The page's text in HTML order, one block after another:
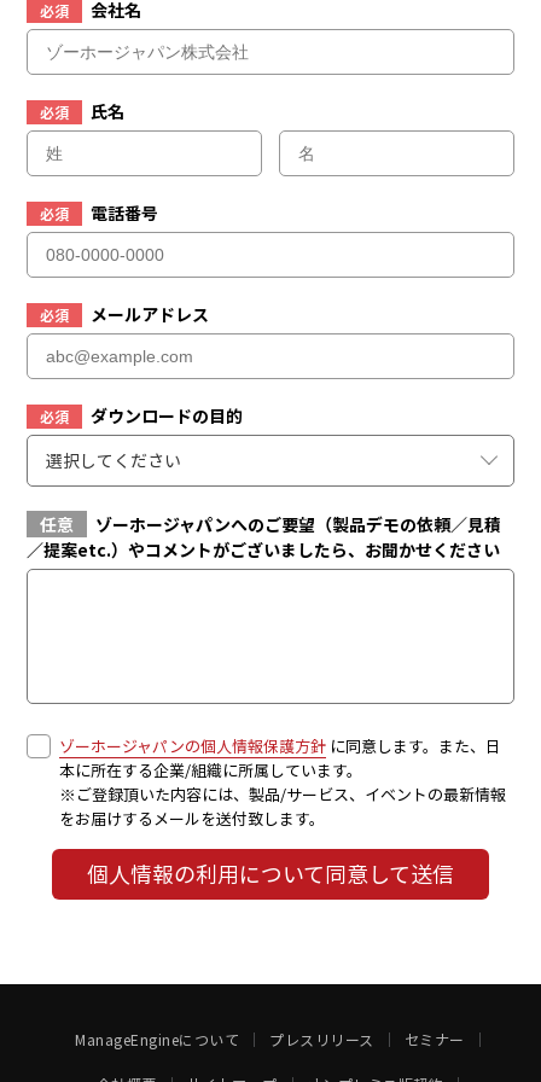
必須 会社名
必須 氏名
必須 電話番号
必須 メールアドレス
必須
ダウンロードの目的
選択してください
任意
ゾーホージャパンへのご要望（製品デモの依頼／見積
／提案etc.）やコメントがございましたら、お聞かせください
ゾーホージャパンの個人情報保護方針 に同意します。また、日
本に所在する企業/組織に所属しています。
※ご登録頂いた内容には、製品/サービス、イベントの最新情報
をお届けするメールを送付致します。
個人情報の利用について同意して送信
ManageEngineについて プレスリリース セミナー